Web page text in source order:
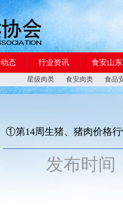
动态 行业资讯 食安山东
星级肉类 食安肉类 食品
①第14周生猪、猪肉价格
发布时间